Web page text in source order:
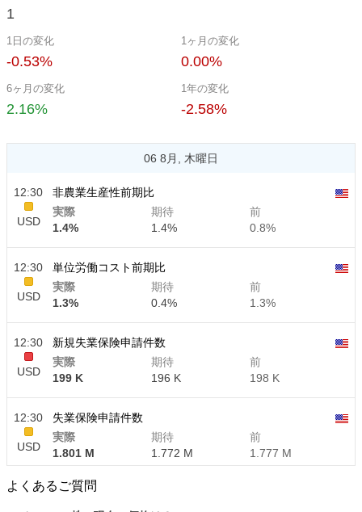
1
1日の変化
-0.53%
1ヶ月の変化
0.00%
6ヶ月の変化
2.16%
1年の変化
-2.58%
06 8月, 木曜日
12:30
USD
非農業生産性前期比
実際
1.4%
期待
1.4%
前
0.8%
12:30
USD
単位労働コスト前期比
実際
1.3%
期待
0.4%
前
1.3%
12:30
USD
新規失業保険申請件数
実際
199 K
期待
196 K
前
198 K
12:30
USD
失業保険申請件数
実際
1.801 M
期待
1.772 M
前
1.777 M
よくあるご質問